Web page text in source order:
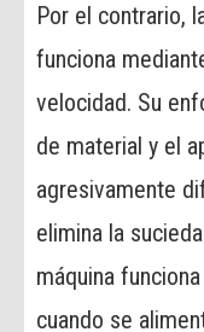
Por el contrario,
funciona
velocidad. Su
de material y el
agresivamente
elimina la
máquina
cuando se